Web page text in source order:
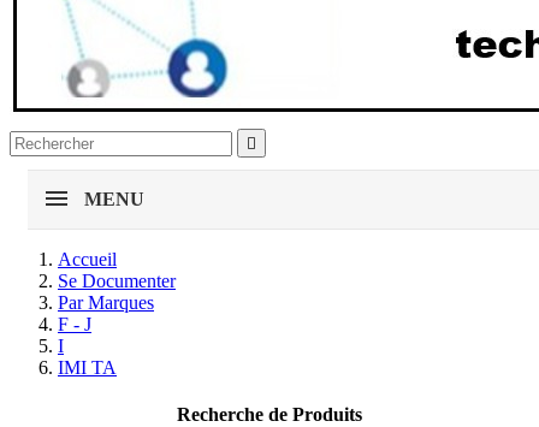

MENU
Accueil
Se Documenter
Par Marques
F - J
I
IMI TA
Recherche de Produits